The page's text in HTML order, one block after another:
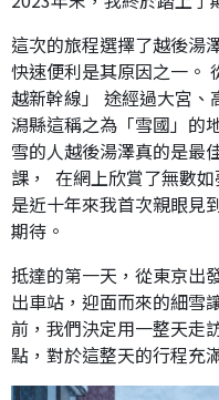
這次的旅程選擇了越後湯
快速便利是其原因之一。
越新幹線」 途經過大宮
潟縣這稱之為「雪國」的
雪的人越後湯澤真的是最
課， 在網上欣賞了無數
是近十年來我首次親眼見
期待。
抵達的第一天，從東京出
出車站，迎面而來的細雪
前，我們決定用一整天走
點，對於這整天的行程充